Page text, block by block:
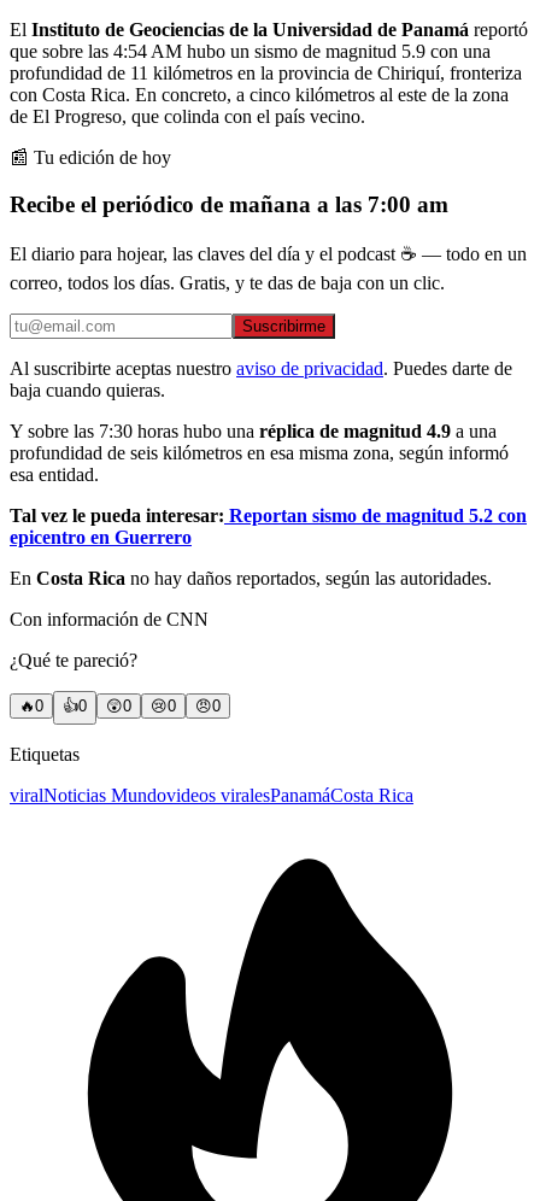
El Instituto de Geociencias de la Universidad de Panamá reportó
que sobre las 4:54 AM hubo un sismo de magnitud 5.9 con una
profundidad de 11 kilómetros en la provincia de Chiriquí, fronteriza
con Costa Rica. En concreto, a cinco kilómetros al este de la zona
de El Progreso, que colinda con el país vecino.
📰 Tu edición de hoy
Recibe el periódico de mañana a las 7:00 am
El diario para hojear, las claves del día y el podcast ☕ — todo en un
correo, todos los días. Gratis, y te das de baja con un clic.
Suscribirme
Al suscribirte aceptas nuestro aviso de privacidad. Puedes darte de
baja cuando quieras.
Y sobre las 7:30 horas hubo una réplica de magnitud 4.9 a una
profundidad de seis kilómetros en esa misma zona, según informó
esa entidad.
Tal vez le pueda interesar: Reportan sismo de magnitud 5.2 con
epicentro en Guerrero
En Costa Rica no hay daños reportados, según las autoridades.
Con información de CNN
¿Qué te pareció?
🔥0 👍0 😲0 😢0 😠0
Etiquetas
viralNoticias Mundovideos viralesPanamáCosta Rica